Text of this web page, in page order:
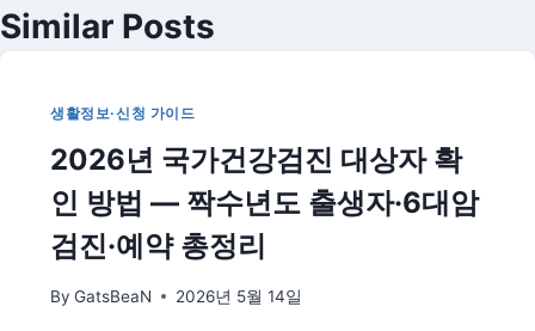
Similar Posts
생활정보·신청 가이드
2026년 국가건강검진 대상자 확
인 방법 — 짝수년도 출생자·6대암
검진·예약 총정리
By GatsBeaN 2026년 5월 14일